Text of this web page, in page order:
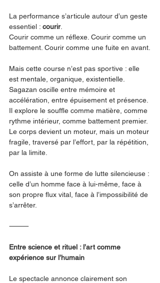
La performance s’articule autour d’un geste
essentiel : courir.
Courir comme un réflexe. Courir comme un
battement. Courir comme une fuite en avant.
Mais cette course n’est pas sportive : elle
est mentale, organique, existentielle.
Sagazan oscille entre mémoire et
accélération, entre épuisement et présence.
Il explore le souffle comme matière, comme
rythme intérieur, comme battement premier.
Le corps devient un moteur, mais un moteur
fragile, traversé par l’effort, par la répétition,
par la limite.
On assiste à une forme de lutte silencieuse :
celle d’un homme face à lui-même, face à
son propre flux vital, face à l’impossibilité de
s’arrêter.
⸻
Entre science et rituel : l’art comme
expérience sur l’humain
Le spectacle annonce clairement son